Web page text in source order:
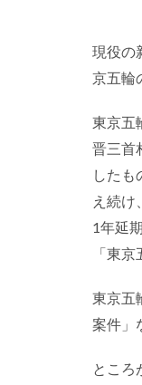
現役の
京五輪
東京五
晋三首
したも
え続け
1年延
「東
東京五
案件」
ところ